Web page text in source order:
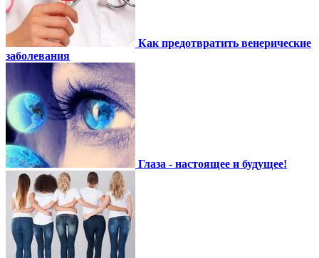
Как предотвратить венерические
заболевания
Глаза - настоящее и будущее!